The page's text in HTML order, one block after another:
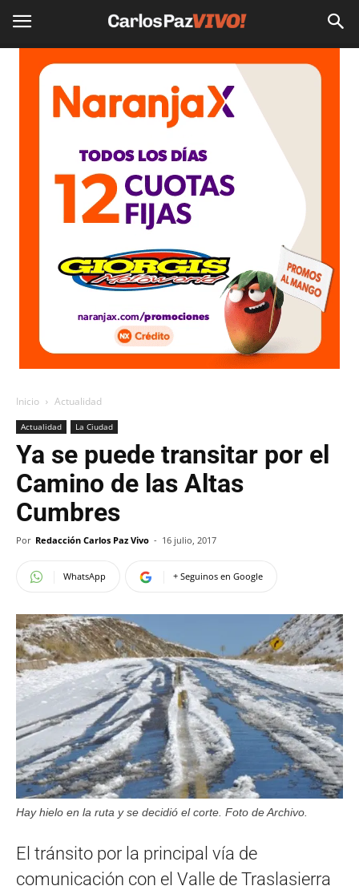
Inicio Actualidad
Actualidad La Ciudad
Ya se puede transitar por el
Camino de las Altas
Cumbres
Por Redacción Carlos Paz Vivo - 16 julio, 2017
WhatsApp + Seguinos en Google
Hay hielo en la ruta y se decidió el corte. Foto de Archivo.
El tránsito por la principal vía de
comunicación con el Valle de Traslasierra